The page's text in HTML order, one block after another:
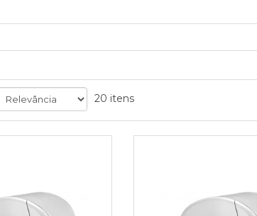
20 itens